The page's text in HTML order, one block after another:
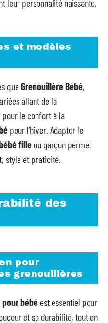
leur personnalité naissante.
et modèles
queGrenouillère Bébé,
allant de la
pour le confort à la
pour l’hiver. Adapter le
fille ou garçon permet
style et praticité.
des
pour
grenouillères
bébé est essentiel pour
et sa durabilité, tout en